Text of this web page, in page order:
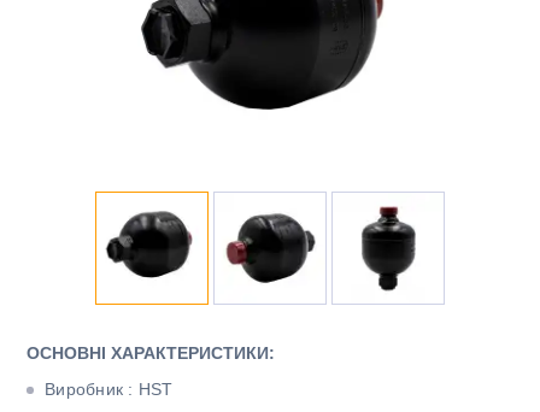
ОСНОВНІ ХАРАКТЕРИСТИКИ:
Виробник : HST